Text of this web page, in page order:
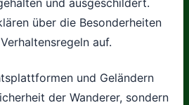
und ausgeschildert.
über die Besonderheiten
auf.
und Geländern
der Wanderer, sondern